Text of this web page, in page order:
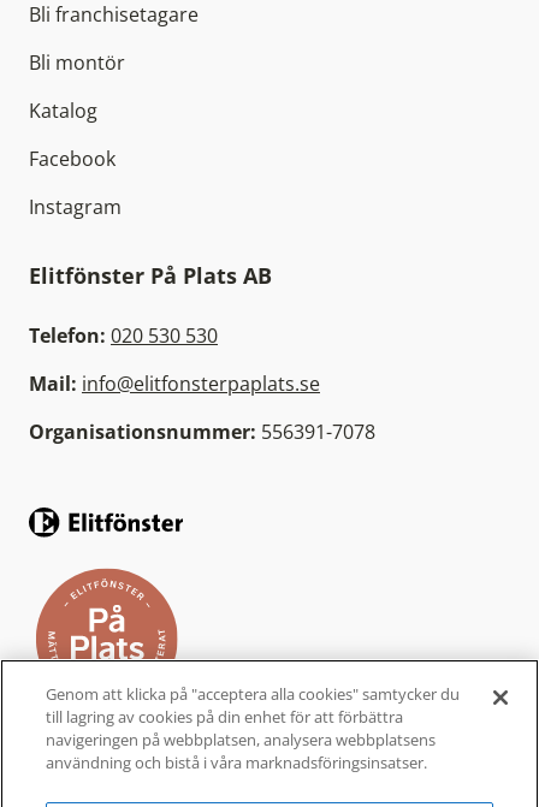
Bli franchisetagare
Bli montör
Katalog
Facebook
Instagram
Elitfönster På Plats AB
Telefon: 020 530 530
Mail: info@elitfonsterpaplats.se
Organisationsnummer: 556391-7078
Elitfönster På Plats är ett helhetskoncept från
Genom att klicka på "acceptera alla cookies" samtycker du
till lagring av cookies på din enhet för att förbättra
navigeringen på webbplatsen, analysera webbplatsens
användning och bistå i våra marknadsföringsinsatser.